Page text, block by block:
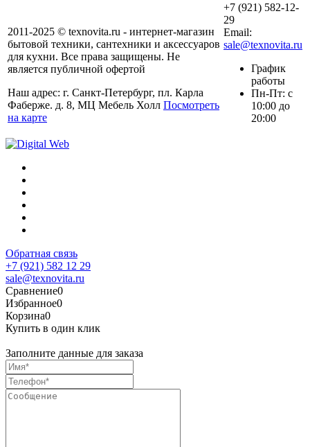
2011-2025 © texnovita.ru - интернет-магазин
бытовой техники, сантехники и аксессуаров
для кухни. Все права защищены. Не
является публичной офертой
Наш адрес: г. Санкт-Петербург, пл. Карла
Фаберже. д. 8, МЦ Мебель Холл Посмотреть
на карте
+7 (921) 582-12-
29
Email:
sale@texnovita.ru
График
работы
Пн-Пт: с
10:00 до
20:00
Обратная связь
+7 (921) 582 12 29
sale@texnovita.ru
Сравнение0
Избранное0
Корзина0
Купить в один клик
Заполните данные для заказа